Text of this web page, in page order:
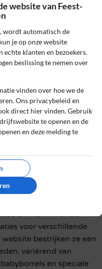
dat reviews
zowel bedrijven als
sommige pagina's
kunnen ontvangen.
reviews
klanten
gecontroleerd
online winkel die
voor verschillende
bestrijken ze een
variërend van
en speciale
website van Feest-
wordt automatisch de
je op onze website
echte klanten en bezoekers.
beslissing te nemen over
vinden over hoe we de
Ons privacybeleid en
direct hier vinden. Gebruik
te openen en de
en deze melding te